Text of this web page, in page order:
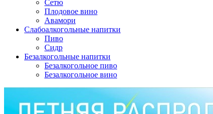
Сетю
Плодовое вино
Авамори
Слабоалкогольные напитки
Пиво
Сидр
Безалкогольные напитки
Безалкогольное пиво
Безалкогольное вино